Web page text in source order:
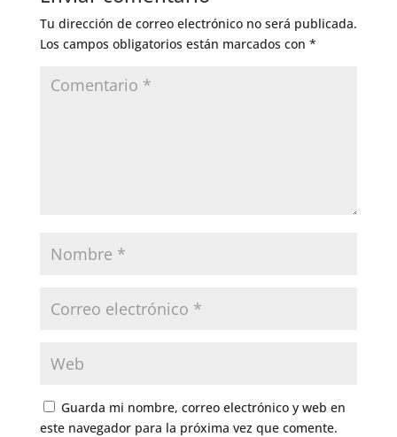
Tu dirección de correo electrónico no será publicada.
Los campos obligatorios están marcados con *
Guarda mi nombre, correo electrónico y web en
este navegador para la próxima vez que comente.